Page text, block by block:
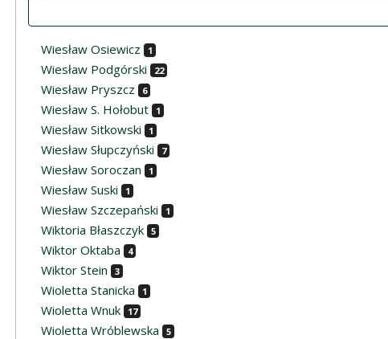
Wiesław Osiewicz 1
Wiesław Podgórski 22
Wiesław Pryszcz 6
Wiesław S. Hołobut 1
Wiesław Sitkowski 1
Wiesław Słupczyński 7
Wiesław Soroczan 1
Wiesław Suski 1
Wiesław Szczepański 1
Wiktoria Błaszczyk 5
Wiktor Oktaba 4
Wiktor Stein 3
Wioletta Stanicka 1
Wioletta Wnuk 17
Wioletta Wróblewska 5